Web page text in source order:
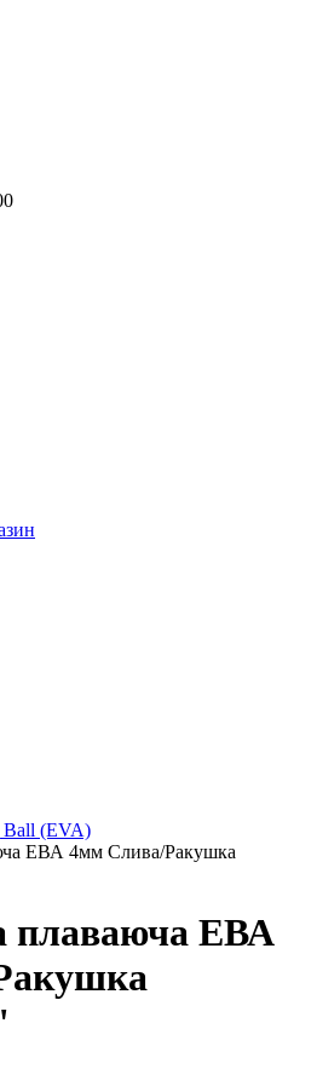
Ball (EVA)
ЕВА 4мм Слива/Ракушка
ЕВА